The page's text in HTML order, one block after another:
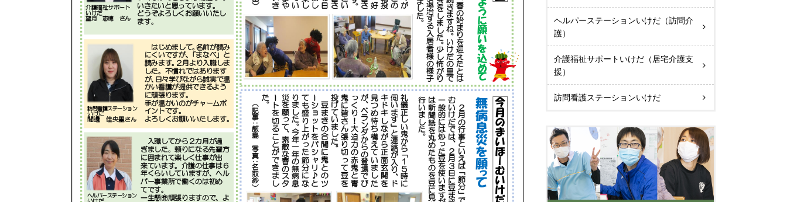
ヘルパーステーションいけだ（訪問介
護）
介護福祉サポートいけだ（居宅介護支
援）
訪問看護ステーションいけだ